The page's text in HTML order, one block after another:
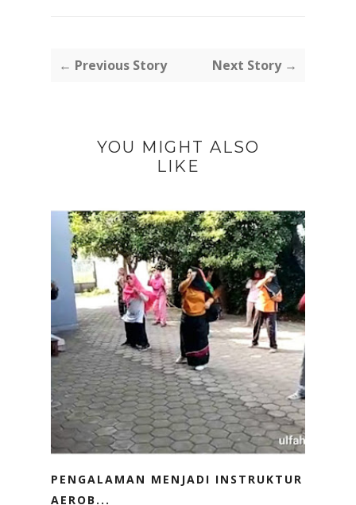
← Previous Story Next Story →
YOU MIGHT ALSO
LIKE
PENGALAMAN MENJADI INSTRUKTUR
AEROB...